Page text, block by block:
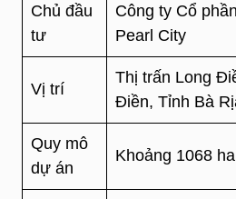
Chủ đầu
tư
Công ty Cổ
Pearl City
Vị trí
Thị trấn Long
Điền, Tỉnh Bà
Quy mô
dự án
Khoảng 1068 ha